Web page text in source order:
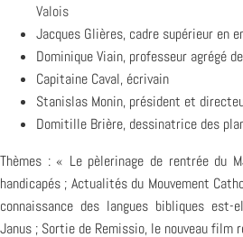
Valois
Jacques Glières, cadre supérieur en
Dominique Viain, professeur agrégé
Capitaine Caval, écrivain
Stanislas Monin, président et
Domitille Brière, dessinatrice des
Thèmes : « Le pèlerinage de rentrée du
handicapés ; Actualités du Mouvement
connaissance des langues bibliques
Janus ; Sortie de Remissio, le nouveau film